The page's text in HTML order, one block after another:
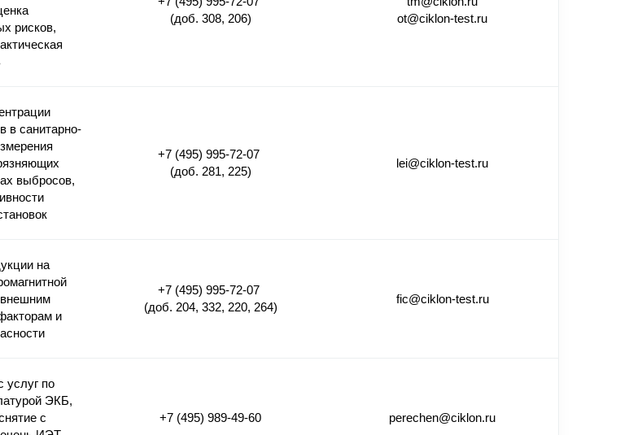
рисков,
(доб. 308, 206)
ot@ciklon-test.ru
в санитарно-
выбросов,
+7 (495) 995-72-07
(доб. 281, 225)
lei@ciklon-test.ru
на
и
+7 (495) 995-72-07
(доб. 204, 332, 220, 264)
fic@ciklon-test.ru
услуг по
ЭКБ,
с
+7 (495) 989-49-60 perechen@ciklon.ru